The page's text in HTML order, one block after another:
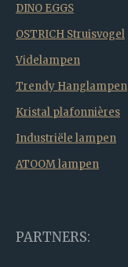
DINO EGGS
OSTRICH Struisvogel
Videlampen
Trendy Hanglampen
Kristal plafonnières
Industriële lampen
ATOOM lampen
PARTNERS: